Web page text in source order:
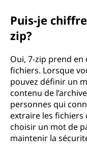
Puis-je
zip?
Oui, 7-zip prend
fichiers. Lorsque
pouvez définir un
contenu de
personnes qui
extraire les fichiers
choisir un mot de
maintenir la